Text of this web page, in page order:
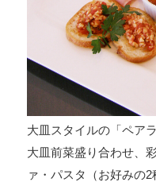
大皿スタイルの「ペア
大皿前菜盛り合わせ、
ァ・パスタ（お好みの